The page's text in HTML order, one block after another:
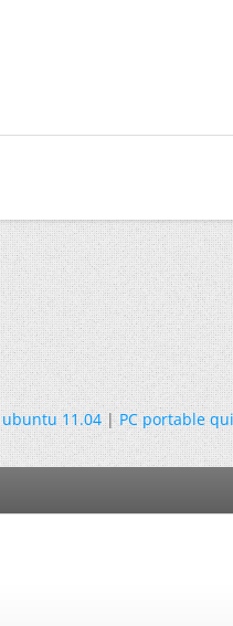
11.04|PC portable